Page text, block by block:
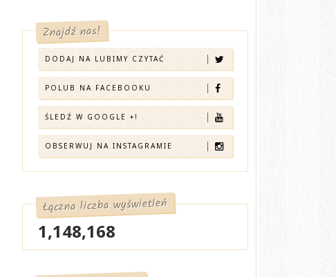
Znajdź nas!
DODAJ NA LUBIMY CZYTAĆ
POLUB NA FACEBOOKU
ŚLEDŹ W GOOGLE +!
OBSERWUJ NA INSTAGRAMIE
Łączna liczba wyświetleń
1,148,168